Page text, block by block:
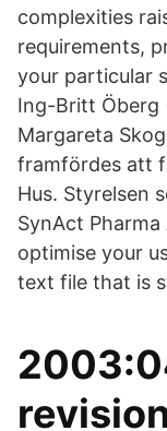
complexities
requirements,
your particular
Ing-Britt Öberg
Margareta
framfördes att
Hus. Styrelsen
SynAct Pharma
optimise your
text file that is